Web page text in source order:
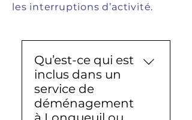
les interruptions d’activité.
Qu’est-ce qui est
inclus dans un
service de
déménagement